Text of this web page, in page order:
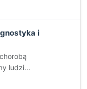
i
ludzi...